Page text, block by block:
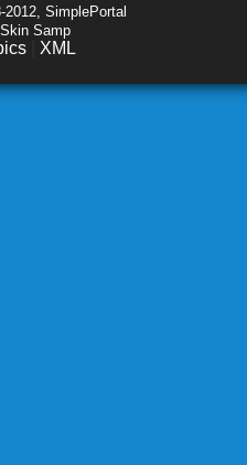
SimplePortal
Samp
XML